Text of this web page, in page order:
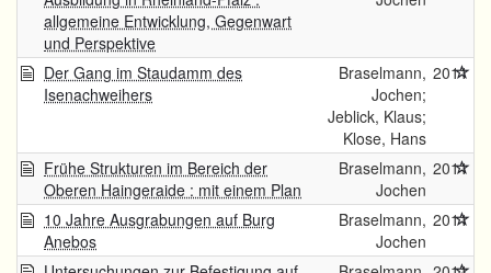
allgemeine Entwicklung, Gegenwart
und Perspektive
Der Gang im Staudamm des
Isenachweihers
Braselmann,
Jochen;
Jeblick, Klaus;
Klose, Hans
2011
Frühe Strukturen im Bereich der
Oberen Haingeraide : mit einem Plan
Braselmann,
Jochen
2011
10 Jahre Ausgrabungen auf Burg
Anebos
Braselmann,
Jochen
2011